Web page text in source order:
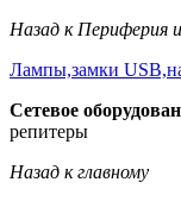
Назад к Периферия
Лампы,замки
Сетевое
репитеры
Назад к главному